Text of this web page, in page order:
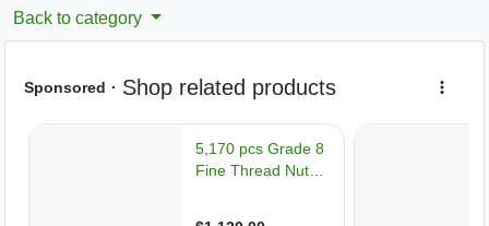
Back to category